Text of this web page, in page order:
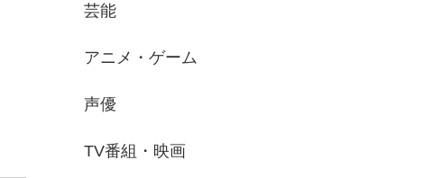
芸能
アニメ・ゲーム
声優
TV番組・映画